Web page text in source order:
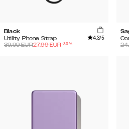
Black
Utility Phone Strap
4.3/5
39.99EUR27.99 EUR-30%